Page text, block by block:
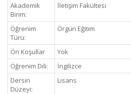
Akademik
Birim:
İletişim Fakültesi
Öğrenim
Türü:
Örgün Eğitim
Ön Koşullar
Yok
Öğrenim Dili:
İngilizce
Dersin
Düzeyi:
Lisans